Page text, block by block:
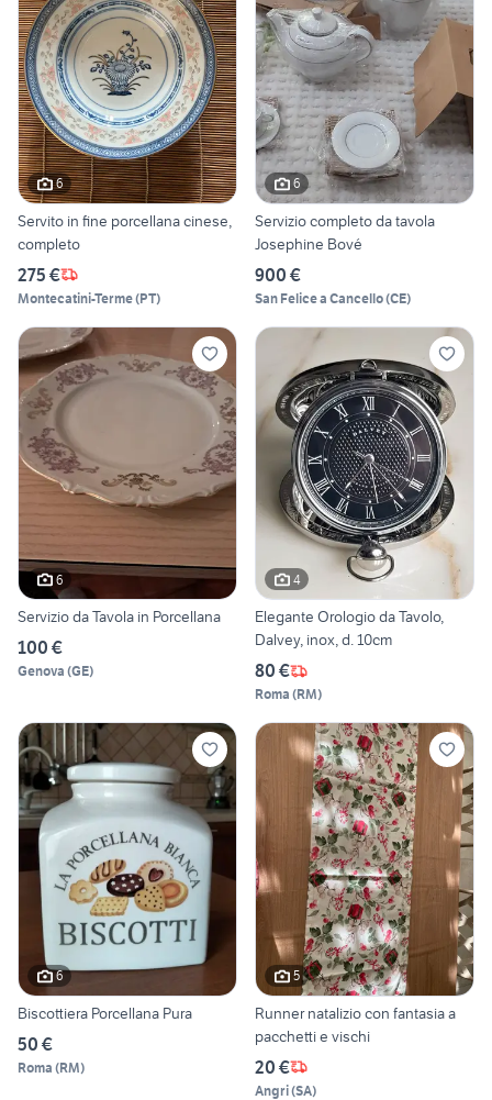
6
Servito in fine porcellana cinese,
completo
275 €
Montecatini-Terme(PT)
6
Servizio completo da tavola
Josephine Bové
900 €
San Felice a Cancello(CE)
6
Servizio da Tavola in Porcellana
100 €
Genova (GE)
4
Elegante Orologio da Tavolo,
Dalvey, inox, d. 10cm
80 €
Roma (RM)
6
Biscottiera Porcellana Pura
50 €
Roma (RM)
5
Runner natalizio con fantasia a
pacchetti e vischi
20 €
Angri(SA)